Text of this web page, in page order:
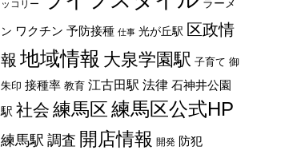
ッコリー ラーメ
ン ワクチン 予防接種 仕事 光が丘駅 区政情
報 地域情報 大泉学園駅 子育て 御
朱印 接種率 教育 江古田駅 法律 石神井公園
駅 社会 練馬区 練馬区公式HP
練馬駅 調査 開店情報 開発 防犯